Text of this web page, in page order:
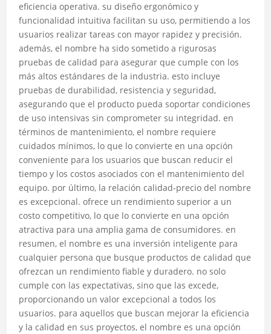
eficiencia operativa. su diseño ergonómico y
funcionalidad intuitiva facilitan su uso, permitiendo a los
usuarios realizar tareas con mayor rapidez y precisión.
además, el nombre ha sido sometido a rigurosas
pruebas de calidad para asegurar que cumple con los
más altos estándares de la industria. esto incluye
pruebas de durabilidad, resistencia y seguridad,
asegurando que el producto pueda soportar condiciones
de uso intensivas sin comprometer su integridad. en
términos de mantenimiento, el nombre requiere
cuidados mínimos, lo que lo convierte en una opción
conveniente para los usuarios que buscan reducir el
tiempo y los costos asociados con el mantenimiento del
equipo. por último, la relación calidad-precio del nombre
es excepcional. ofrece un rendimiento superior a un
costo competitivo, lo que lo convierte en una opción
atractiva para una amplia gama de consumidores. en
resumen, el nombre es una inversión inteligente para
cualquier persona que busque productos de calidad que
ofrezcan un rendimiento fiable y duradero. no solo
cumple con las expectativas, sino que las excede,
proporcionando un valor excepcional a todos los
usuarios. para aquellos que buscan mejorar la eficiencia
y la calidad en sus proyectos, el nombre es una opción